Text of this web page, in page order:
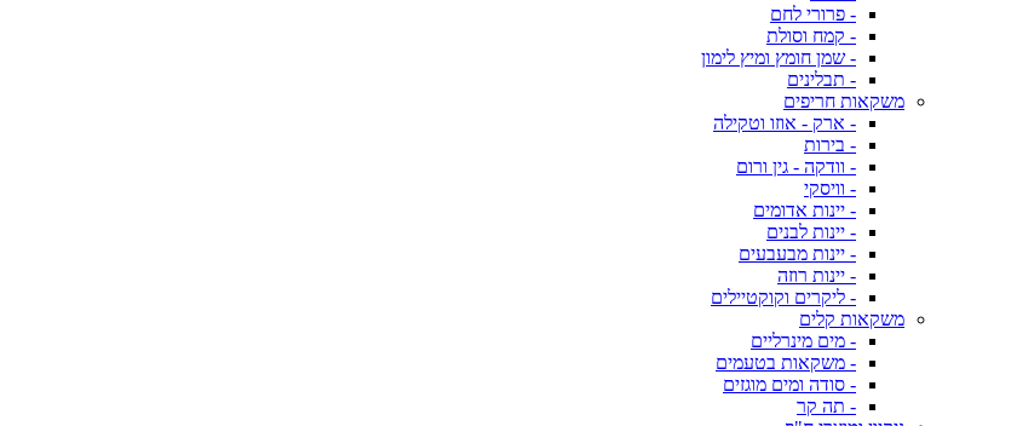
- פרורי לחם
- קמח וסולת
- שמן חומץ ומיץ לימון
- תבלינים
משקאות חריפים
- ארק - אוזו וטקילה
- בירות
- וודקה - גין ורום
- וויסקי
- יינות אדומים
- יינות לבנים
- יינות מבעבעים
- יינות רוזה
- ליקרים וקוקטיילים
משקאות קלים
- מים מינרליים
- משקאות בטעמים
- סודה ומים מוגזים
- תה קר